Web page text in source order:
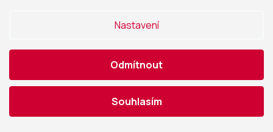
Nastavení
Odmítnout
Souhlasím
CASPER ROUND 4000K BK AZ4491 15W 1300lm
4000K IP54 2
Dostupnost 14 dní
1 998 Kč